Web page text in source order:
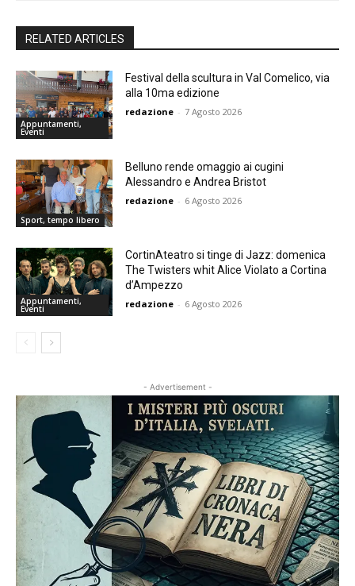
RELATED ARTICLES
Appuntamenti,
Eventi
Festival della scultura in Val Comelico, via
alla 10ma edizione
redazione - 7 Agosto 2026
Sport, tempo libero
Belluno rende omaggio ai cugini
Alessandro e Andrea Bristot
redazione - 6 Agosto 2026
Appuntamenti,
Eventi
CortinAteatro si tinge di Jazz: domenica
The Twisters whit Alice Violato a Cortina
d’Ampezzo
redazione - 6 Agosto 2026
- Advertisement -